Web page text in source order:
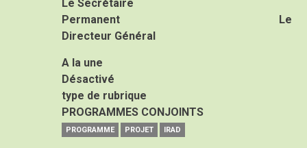
Le Secrétaire
Permanent Le
Directeur Général
A la une
Désactivé
type de rubrique
PROGRAMMES CONJOINTS
PROGRAMME PROJET IRAD